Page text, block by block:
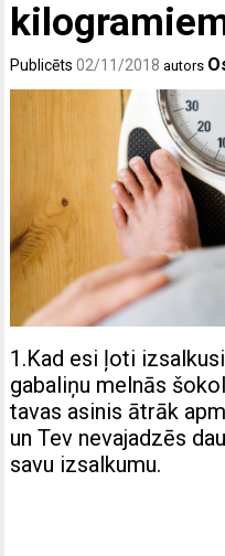
Publicēts02/11/2018 autors
1.Kad esi ļoti
gabaliņu melnās
tavas asinis ātrāk
un Tev nevajadzēs
savu izsalkumu.